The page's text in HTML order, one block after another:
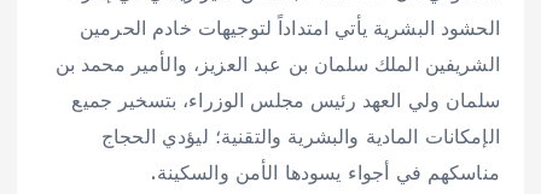
الحشود البشرية يأتي امتداداً لتوجيهات خادم الحرمين
الشريفين الملك سلمان بن عبد العزيز، والأمير محمد بن
سلمان ولي العهد رئيس مجلس الوزراء، بتسخير جميع
الإمكانات المادية والبشرية والتقنية؛ ليؤدي الحجاج
مناسكهم في أجواء يسودها الأمن والسكينة.